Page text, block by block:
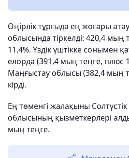
Өңірлік тұрғыда ең жоғары
облысында тіркелді: 420,4
11,4%. Үздік үштікке сонымен
елорда (391,4 мың теңге, плюс
Маңғыстау облысы (382,4 мың
кірді.
Ең төменгі жалақыны
облысының қызметкерлері
мың теңге.